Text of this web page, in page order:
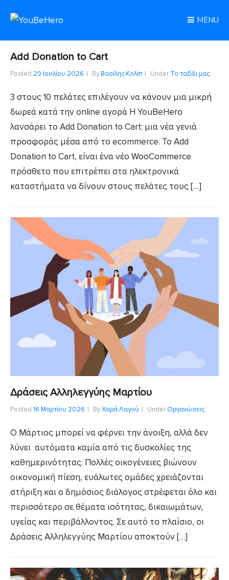
MENU
Add Donation to Cart
Posted 29 Ιουλίου 2026 ByΒασίλης Κολίπ Under Το ταξίδι μας
3 στους 10 πελάτες επιλέγουν να κάνουν μια μικρή
δωρεά κατά την online αγορά Η YouBeHero
λανσάρει το Add Donation to Cart: μια νέα γενιά
προσφοράς μέσα από το ecommerce. Το Add
Donation to Cart, είναι ένα νέο WooCommerce
πρόσθετο που επιτρέπει στα ηλεκτρονικά
καταστήματα να δίνουν στους πελάτες τους […]
Δράσεις Αλληλεγγύης Μαρτίου
Posted 16 Μαρτίου 2026 ByΧαρά Λαγού Under Οργανώσεις
Ο Μάρτιος μπορεί να φέρνει την άνοιξη, αλλά δεν
λύνει αυτόματα καμία από τις δυσκολίες της
καθημερινότητας. Πολλές οικογένειες βιώνουν
οικονομική πίεση, ευάλωτες ομάδες χρειάζονται
στήριξη και ο δημόσιος διάλογος στρέφεται όλο και
περισσότερο σε θέματα ισότητας, δικαιωμάτων,
υγείας και περιβάλλοντος. Σε αυτό το πλαίσιο, οι
Δράσεις Αλληλεγγύης Μαρτίου αποκτούν […]